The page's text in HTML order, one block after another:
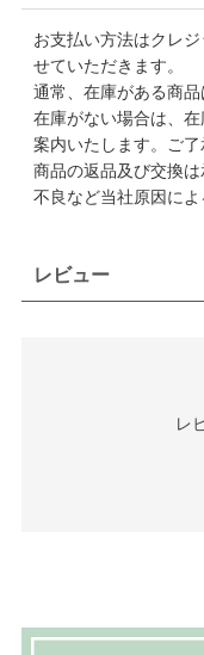
お支払い方法はクレ
せていただきます。
通常、在庫がある商品
在庫がない場合は、
案内いたします。ご了
商品の返品及び交換
不良など当社原因によ
レビュー
レ